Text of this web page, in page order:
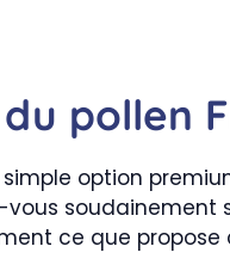
pollen
simple option
ce que